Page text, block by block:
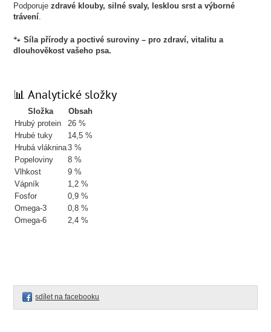
Podporujezdravé klouby, silné svaly, lesklou srst a výborné
trávení.
🐾Síla přírody a poctivé suroviny – pro zdraví, vitalitu a
dlouhověkost vašeho psa.
📊 Analytické složky
Složka
Obsah
Hrubý protein
26 %
Hrubé tuky
14,5 %
Hrubá vláknina3 %
Popeloviny
8 %
Vlhkost
9 %
Vápník
1,2 %
Fosfor
0,9 %
Omega-3
0,8 %
Omega-6
2,4 %
sdílet na facebooku